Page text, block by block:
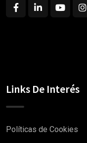
Links De Interés
Políticas de Cookies